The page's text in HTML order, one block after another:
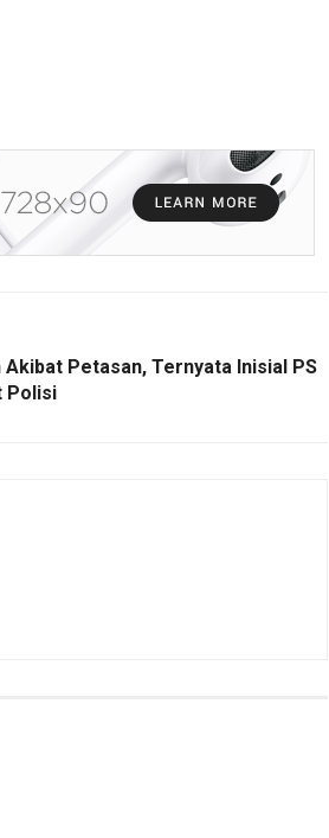
Akibat Petasan, Ternyata Inisial PS
Polisi